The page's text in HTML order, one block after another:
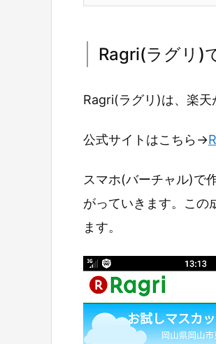
Ragri(ラグリ)
Ragri(ラグリ)は、楽天
公式サイトはこちら→
スマホ(バーチャル)で
がっていきます。この
ます。